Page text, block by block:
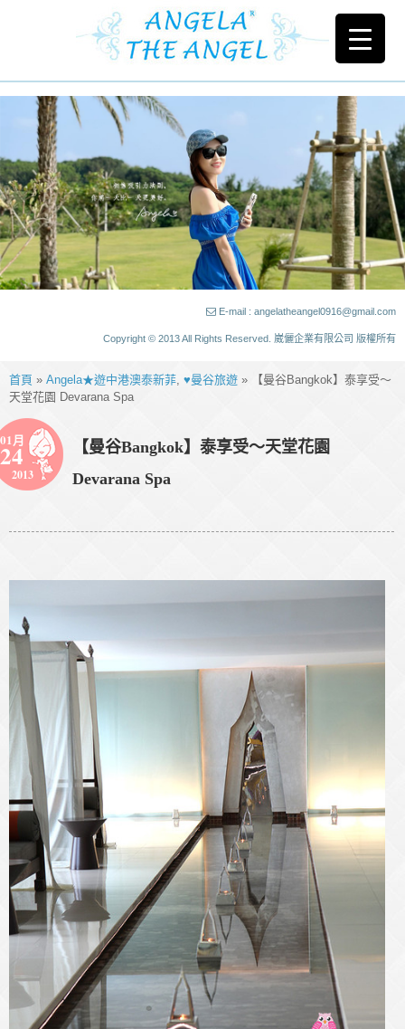
E-mail : angelatheangel0916@gmail.com
Copyright © 2013 All Rights Reserved. 崴儷企業有限公司 版權所有
首頁 » Angela★遊中港澳泰新菲, ♥曼谷旅遊 » 【曼谷Bangkok】泰享受～
天堂花園 Devarana Spa
01月
24
2013
【曼谷Bangkok】泰享受～天堂花園
Devarana Spa